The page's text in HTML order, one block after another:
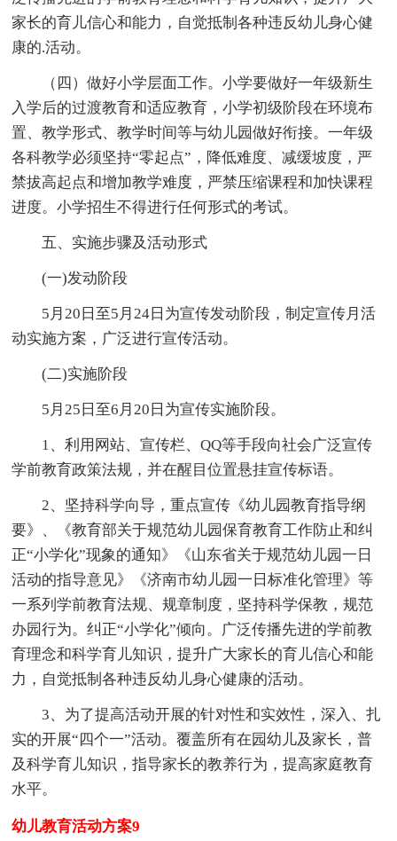
家长的育儿信心和能力，自觉抵制各种违反幼儿身心健
康的.活动。
（四）做好小学层面工作。小学要做好一年级新生
入学后的过渡教育和适应教育，小学初级阶段在环境布
置、教学形式、教学时间等与幼儿园做好衔接。一年级
各科教学必须坚持“零起点”，降低难度、减缓坡度，严
禁拔高起点和增加教学难度，严禁压缩课程和加快课程
进度。小学招生不得进行任何形式的考试。
五、实施步骤及活动形式
(一)发动阶段
5月20日至5月24日为宣传发动阶段，制定宣传月活
动实施方案，广泛进行宣传活动。
(二)实施阶段
5月25日至6月20日为宣传实施阶段。
1、利用网站、宣传栏、QQ等手段向社会广泛宣传
学前教育政策法规，并在醒目位置悬挂宣传标语。
2、坚持科学向导，重点宣传《幼儿园教育指导纲
要》、《教育部关于规范幼儿园保育教育工作防止和纠
正“小学化”现象的通知》《山东省关于规范幼儿园一日
活动的指导意见》《济南市幼儿园一日标准化管理》等
一系列学前教育法规、规章制度，坚持科学保教，规范
办园行为。纠正“小学化”倾向。广泛传播先进的学前教
育理念和科学育儿知识，提升广大家长的育儿信心和能
力，自觉抵制各种违反幼儿身心健康的活动。
3、为了提高活动开展的针对性和实效性，深入、扎
实的开展“四个一”活动。覆盖所有在园幼儿及家长，普
及科学育儿知识，指导家长的教养行为，提高家庭教育
水平。
幼儿教育活动方案9